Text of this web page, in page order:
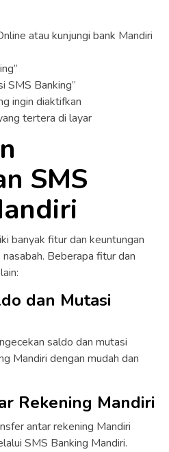
atau kunjungi bank Mandiri
SMS Banking”
ingin diaktifkan
tertera di layar
SMS
banyak fitur dan keuntungan
Beberapa fitur dan
dan Mutasi
saldo dan mutasi
Mandiri dengan mudah dan
Rekening Mandiri
antar rekening Mandiri
SMS Banking Mandiri.